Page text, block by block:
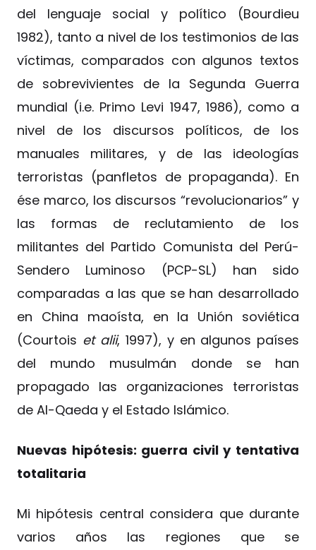
del lenguaje social y político (Bourdieu
1982), tanto a nivel de los testimonios de las
víctimas, comparados con algunos textos
de sobrevivientes de la Segunda Guerra
mundial (i.e. Primo Levi 1947, 1986), como a
nivel de los discursos políticos, de los
manuales militares, y de las ideologías
terroristas (panfletos de propaganda). En
ése marco, los discursos “revolucionarios” y
las formas de reclutamiento de los
militantes del Partido Comunista del Perú-
Sendero Luminoso (PCP-SL) han sido
comparadas a las que se han desarrollado
en China maoísta, en la Unión soviética
(Courtois et alii, 1997), y en algunos países
del mundo musulmán donde se han
propagado las organizaciones terroristas
de Al-Qaeda y el Estado Islámico.
Nuevas hipótesis: guerra civil y tentativa
totalitaria
Mi hipótesis central considera que durante
varios años las regiones que se